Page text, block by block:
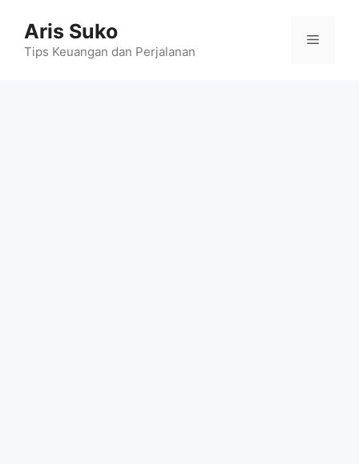
content
Aris Suko
Tips Keuangan dan Perjalanan
Menu